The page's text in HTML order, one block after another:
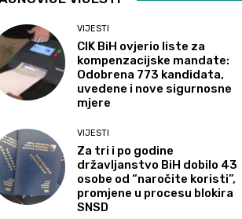
VIJESTI
CIK BiH ovjerio liste za
kompenzacijske mandate:
Odobrena 773 kandidata,
uvedene i nove sigurnosne
mjere
VIJESTI
Za tri i po godine
državljanstvo BiH dobilo 43
osobe od “naročite koristi”,
promjene u procesu blokira
SNSD